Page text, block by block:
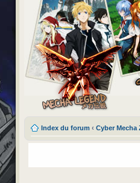
Index du forum ‹ Cyber Mecha